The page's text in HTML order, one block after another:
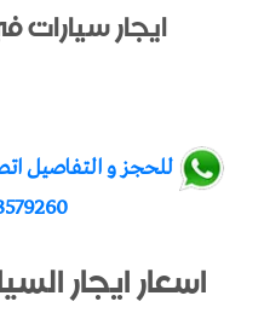
ايجار سيارات
للحجز و التفاصيل
اسعار ايجار